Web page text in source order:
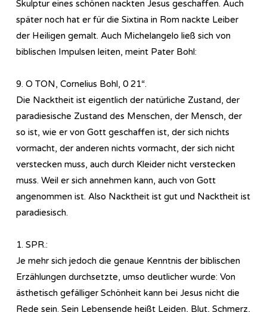
Skulptur eines schönen nackten Jesus geschaffen. Auch
später noch hat er für die Sixtina in Rom nackte Leiber
der Heiligen gemalt. Auch Michelangelo ließ sich von
biblischen Impulsen leiten, meint Pater Bohl:
9. O TON, Cornelius Bohl, 0 21“.
Die Nacktheit ist eigentlich der natürliche Zustand, der
paradiesische Zustand des Menschen, der Mensch, der
so ist, wie er von Gott geschaffen ist, der sich nichts
vormacht, der anderen nichts vormacht, der sich nicht
verstecken muss, auch durch Kleider nicht verstecken
muss. Weil er sich annehmen kann, auch von Gott
angenommen ist. Also Nacktheit ist gut und Nacktheit ist
paradiesisch.
1. SPR.:
Je mehr sich jedoch die genaue Kenntnis der biblischen
Erzählungen durchsetzte, umso deutlicher wurde: Von
ästhetisch gefälliger Schönheit kann bei Jesus nicht die
Rede sein. Sein Lebensende heißt Leiden, Blut, Schmerz,